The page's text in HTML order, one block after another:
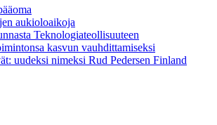
aukioloaikoja
Teknologiateollisuuteen
kasvun vauhdittamiseksi
uudeksi nimeksi Rud Pedersen Finland